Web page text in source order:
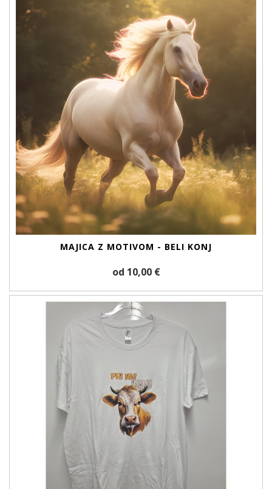
MAJICA Z MOTIVOM - BELI KONJ
od 10,00 €